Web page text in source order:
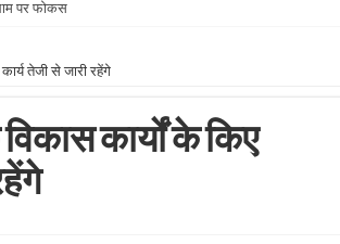
पर फोकस
तेजी से जारी रहेंगे
कार्यों के किए